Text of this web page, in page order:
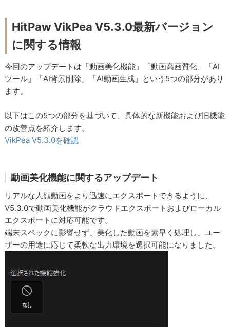
HitPaw VikPea V5.3.0最新バージョン
に関する情報
今回のアップデートは「動画美化機能」「動画高画質化」「AI
ツール」「AI背景削除」「AI動画生成」という5つの部分があり
ます。
以下はこの5つの部分を基づいて、具体的な新機能および旧機能
の改善点を紹介します。
VikPea V5.3.0を確認
動画美化機能に関するアップデート
リアルな人顔動画をより迅速にエクスポートできるように、
V5.3.0で動画美化機能がクラウドエクスポートおよびローカル
エクスポートに対応可能です。
端末スペックに影響せず、美化した動画を素早く処理し、ユー
ザーの用途に応じて柔軟な出力環境を選択可能になりました。